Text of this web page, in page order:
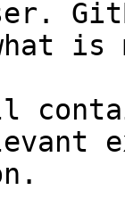
what